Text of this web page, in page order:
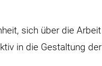
sich über die
in die Gestaltung